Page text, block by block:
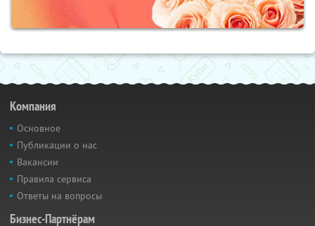
Компания
Основное
Публикации о нас
Вакансии
Правила сервиса
Ответы на вопросы
Бизнес-Партнёрам